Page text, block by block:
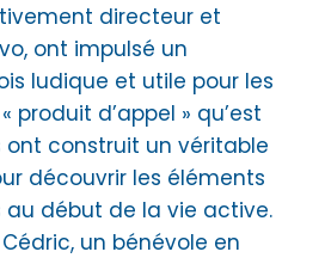
directeur et
ont impulsé un
ludique et utile pour les
produit d’appel » qu’est
ont construit un véritable
découvrir les éléments
début de la vie active.
un bénévole en